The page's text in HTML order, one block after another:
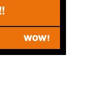
WOW!